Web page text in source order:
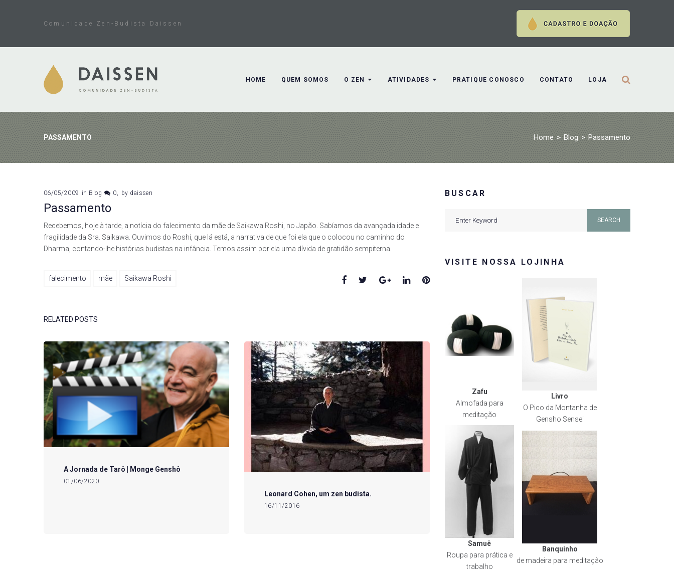
Comunidade Zen-Budista Daissen
HOME QUEM SOMOS O ZEN ATIVIDADES PRATIQUE CONOSCO CONTATO LOJA
PASSAMENTO Home > Blog > Passamento
06/05/2009 in Blog 0 by daissen
Passamento
Recebemos, hoje à tarde, a notícia do falecimento da mãe de Saikawa Roshi, no Japão. Sabíamos da avançada idade e
fragilidade da Sra. Saikawa. Ouvimos do Roshi, que lá está, a narrativa de que foi ela que o colocou no caminho do
Dharma, contando-lhe histórias budistas na infância. Temos assim por ela uma dívida de gratidão sempiterna.
falecimento mãe Saikawa Roshi Facebook
TwitterGoogle+LinkedInPinterest
RELATED POSTS
A Jornada de Tarô | Monge Genshô
01/06/2020
Leonard Cohen, um zen budista.
16/11/2016
BUSCAR
SEARCH
VISITE NOSSA LOJINHA
Zafu
Almofada para
meditação
Livro
O Pico da Montanha de
Gensho Sensei
Samuê
Roupa para prática e
trabalho
Banquinho
de madeira para meditação